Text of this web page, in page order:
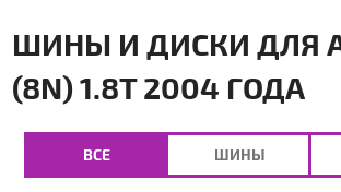
ШИНЫ И ДИСКИ ДЛЯ
(8N) 1.8T 2004 ГОДА
ВСЕ ШИНЫ